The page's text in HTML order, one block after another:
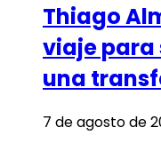
Thiago
viaje para
una
7 de agosto de